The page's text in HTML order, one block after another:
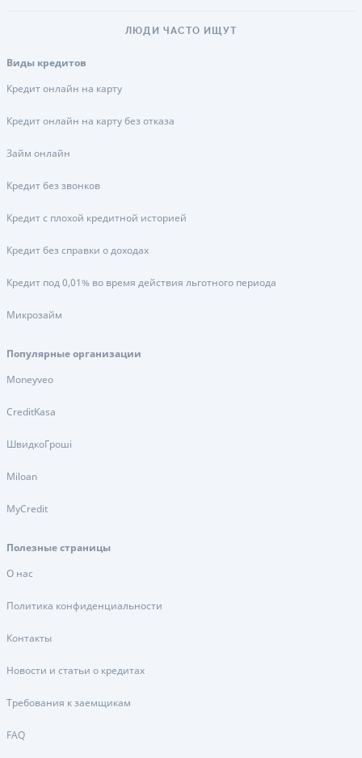
ЛЮДИ ЧАСТО ИЩУТ
Виды кредитов
Кредит онлайн на карту
Кредит онлайн на карту без отказа
Займ онлайн
Кредит без звонков
Кредит с плохой кредитной историей
Кредит без справки о доходах
Кредит под 0,01% во время действия льготного периода
Микрозайм
Популярные организации
Moneyveo
CreditKasa
ШвидкоГроші
Miloan
MyCredit
Полезные страницы
О нас
Политика конфиденциальности
Контакты
Новости и статьи о кредитах
Требования к заемщикам
FAQ